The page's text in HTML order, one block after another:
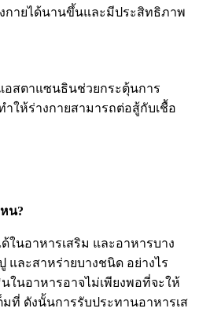
กายได้นานขึ้นและมีประสิทธิภาพ
อสตาแซนธินช่วยกระตุ้นการ
ให้ร่างกายสามารถต่อสู้กับเชื้อ
น?
นอาหารเสริม และอาหารบาง
และสาหร่ายบางชนิด อย่างไร
นอาหารอาจไม่เพียงพอที่จะให้
ที่ ดังนั้นการรับประทานอาหารเส